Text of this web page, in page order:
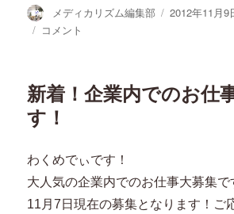
投
稿
メディカリズム編集部
投
2012年11月9
昼
ウ
ォ
ン
グ
に
コメント
新着！企業内でのお仕
す！
わくめでぃです！
大人気の企業内でのお仕事大募集で
11月7日現在の募集となります！ご